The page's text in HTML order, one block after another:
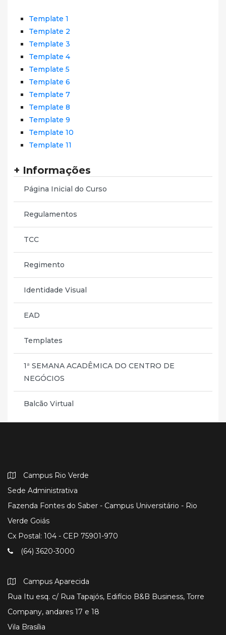
Template 1
Template 2
Template 3
Template 4
Template 5
Template 6
Template 7
Template 8
Template 9
Template 10
Template 11
+ Informações
Página Inicial do Curso
Regulamentos
TCC
Regimento
Identidade Visual
EAD
Templates
1ª SEMANA ACADÊMICA DO CENTRO DE
NEGÓCIOS
Balcão Virtual
Campus Rio Verde
Sede Administrativa
Fazenda Fontes do Saber - Campus Universitário - Rio
Verde Goiás
Cx Postal: 104 - CEP 75901-970
(64) 3620-3000
Campus Aparecida
Rua Itu esq. c/ Rua Tapajós, Edifício B&B Business, Torre
Company, andares 17 e 18
Vila Brasília